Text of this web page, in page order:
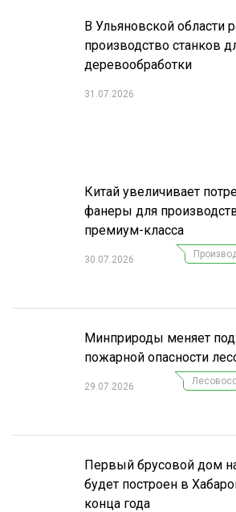
В Ульяновской области
производство станков
деревообработки
31.07.2026
Китай увеличивает
фанеры для
премиум-класса
30.07.2026
Минприроды меняет
пожарной опасности
29.07.2026
Первый брусовой дом
будет построен в
конца года